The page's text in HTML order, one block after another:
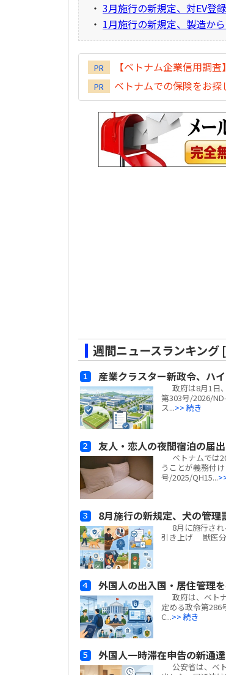
・ 3月施行の新規定、対EV登
・ 1月施行の新規定、製造か
PR 【ベトナム企業信用調
PR ベトナムでの保険をお
週間ニュースランキング
産業クラスター新政令、ハ
政府は8月1日
第303号/2026/
ス...>> 続き
友人・恋人の夜間宿泊の届
ベトナムでは
うことが義務付
号/2025/QH15...
8月施行の新規定、犬の管
8月に施行され
引き上げ 獣医分
外国人の出入国・居住管理
政府は、ベト
定める政令第
C...>> 続き
外国人一時滞在申告の新通
公安省は、ベ